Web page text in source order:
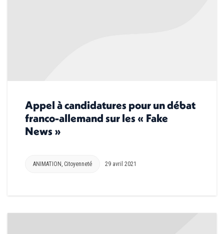
Appel à candidatures pour un débat
franco-allemand sur les « Fake
News »
ANIMATION , Citoyenneté 29 avril 2021